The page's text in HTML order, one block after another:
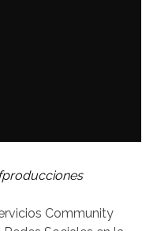
Community